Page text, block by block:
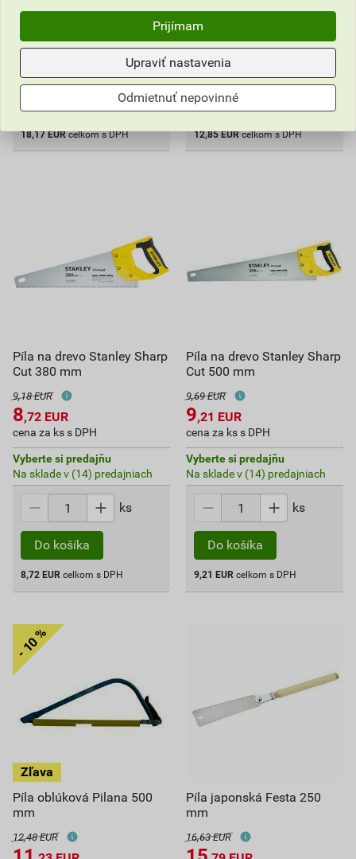
Vyberte si predajňu
ks
18,17 EUR celkom s DPH
Na sklade v (14) predajniach
Do košíka
12,85 EUR celkom s DPH
Píla na drevo Stanley Sharp
Cut 380 mm
9,18 EUR
8,72 EUR
cena za ks s DPH
Vyberte si predajňu
Na sklade v (14) predajniach
ks
Do košíka
8,72 EUR celkom s DPH
Píla na drevo Stanley Sharp
Cut 500 mm
9,69 EUR
9,21 EUR
cena za ks s DPH
Vyberte si predajňu
Na sklade v (14) predajniach
ks
Do košíka
9,21 EUR celkom s DPH
Píla oblúková Pilana 500
mm
12,48 EUR
Píla japonská Festa 250
mm
16,63 EUR
Prijímam
Upraviť nastavenia
Odmietnuť nepovinné